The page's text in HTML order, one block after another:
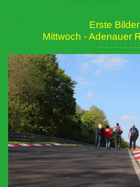
Erste Bilder
Mittwoch - Adenauer